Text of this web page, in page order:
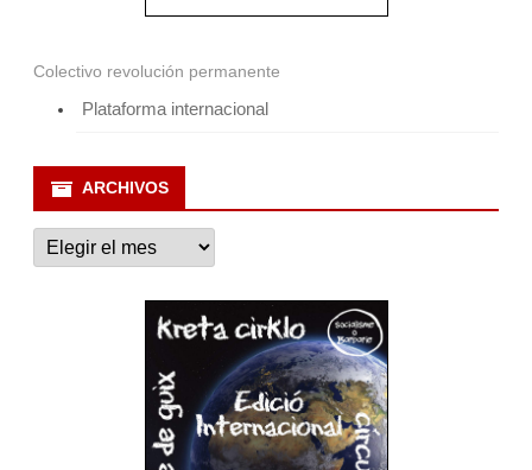
Colectivo revolución permanente
Plataforma internacional
ARCHIVOS
Archivos